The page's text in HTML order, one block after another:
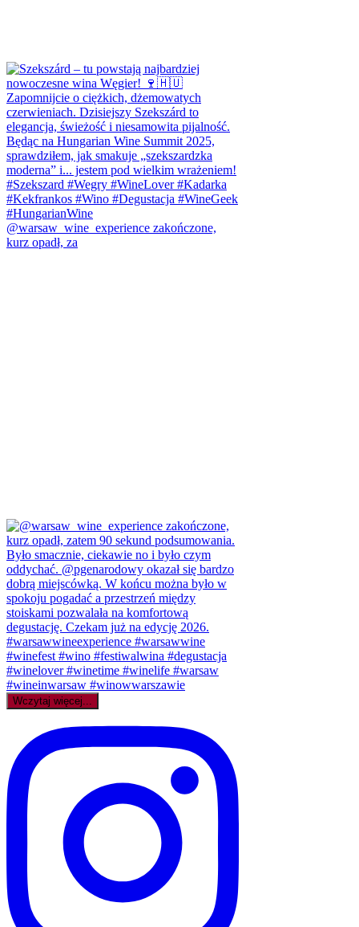
@warsaw_wine_experience zakończone,
kurz opadł, za
Wczytaj więcej...